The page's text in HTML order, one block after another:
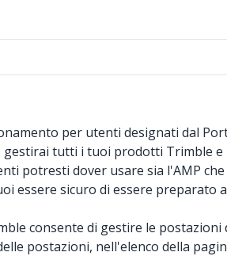
per utenti designati dal
tutti i tuoi prodotti Trimble e
potresti dover usare sia l'AMP
essere sicuro di essere preparato
consente di gestire le
postazioni, nell'elenco della